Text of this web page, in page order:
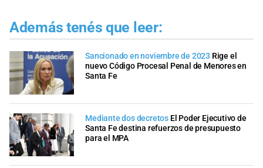
Además tenés que leer:
Sancionado en noviembre de 2023 Rige el
nuevo Código Procesal Penal de Menores en
Santa Fe
Mediante dos decretos El Poder Ejecutivo de
Santa Fe destina refuerzos de presupuesto
para el MPA